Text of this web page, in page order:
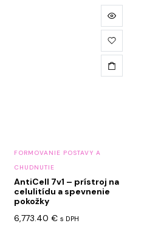
FORMOVANIE POSTAVY A
CHUDNUTIE
AntiCell 7v1 – prístroj na
celulitídu a spevnenie
pokožky
6,773.40 € s DPH